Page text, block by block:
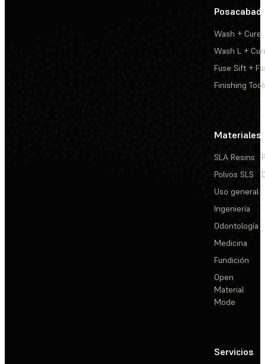
Wash + Cure
Wash L +
Fuse Sift +
Finishing
Materiales
SLA Resins
Polvos SLS
Uso general
Ingeniería
Odontología
Medicina
Fundición
Open
Material
Mode
Servicios